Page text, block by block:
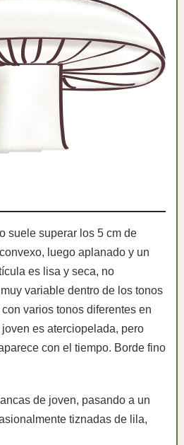
suele superar los 5 cm de
luego aplanado y un
es lisa y seca, no
variable dentro de los tonos
varios tonos diferentes en
es aterciopelada, pero
con el tiempo. Borde fino
de joven, pasando a un
tiznadas de lila,